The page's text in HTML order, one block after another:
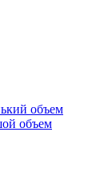
объем
объем